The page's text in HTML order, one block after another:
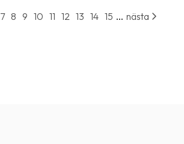
7 8 9 10 11 12 13 14 15 ... nästa